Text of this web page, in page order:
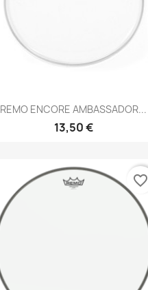
Brzi pregled
REMO ENCORE AMBASSADOR...
13,50 €
favorite_border